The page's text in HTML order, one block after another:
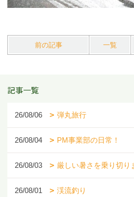
前の記事 一覧
記事一覧
26/08/06 弾丸旅行
26/08/04 PM事業部の日常！
26/08/03 厳しい暑さを乗り切り
26/08/01 渓流釣り